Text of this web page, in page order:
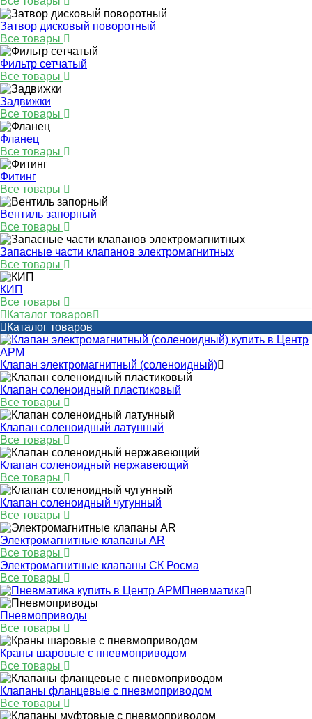
Затвор дисковый поворотный
Все товары
Фильтр сетчатый
Все товары
Задвижки
Все товары
Фланец
Все товары
Фитинг
Все товары
Вентиль запорный
Все товары
Запасные части клапанов электромагнитных
Все товары
КИП
Все товары
Каталог товаров
Каталог товаров
Клапан электромагнитный (соленоидный)
Клапан соленоидный пластиковый
Все товары
Клапан соленоидный латунный
Все товары
Клапан соленоидный нержавеющий
Все товары
Клапан соленоидный чугунный
Все товары
Электромагнитные клапаны AR
Все товары
Электромагнитные клапаны СК Росма
Все товары
Пневматика
Пневмоприводы
Все товары
Краны шаровые с пневмоприводом
Все товары
Клапаны фланцевые с пневмоприводом
Все товары